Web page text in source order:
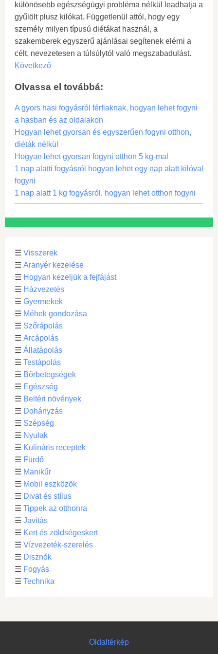
különösebb egészségügyi probléma nélkül leadhatja a
gyűlölt plusz kilókat. Függetlenül attól, hogy egy
személy milyen típusú diétákat használ, a
szakemberek egyszerű ajánlásai segítenek elérni a
célt, nevezetesen a túlsúlytól való megszabadulást.
Következő
Olvassa el továbbá:
A gyors hasi fogyásról férfiaknak, hogyan lehet fogyni
a hasban és az oldalakon
Hogyan lehet gyorsan és egyszerűen fogyni otthon,
diéták nélkül
Hogyan lehet gyorsan fogyni otthon 5 kg-mal
1 nap alatti fogyásról hogyan lehet egy nap alatt kilóval
fogyni
1 nap alatt 1 kg fogyásról, hogyan lehet otthon fogyni
☰ Visszerek
☰ Aranyér kezelése
☰ Hogyan kezeljük a fejfájást
☰ Házvezetés
☰ Gyermekek
☰ Méhek gondozása
☰ Szőrápolás
☰ Arcápolás
☰ Állatápolás
☰ Testápolás
☰ Bőrbetegségek
☰ Egészség
☰ Beltéri növények
☰ Dohányzás
☰ Szépség
☰ Nyulak
☰ Kulináris receptek
☰ Fürdő
☰ Manikűr
☰ Mobil eszközök
☰ Divat és stílus
☰ Tippek az otthonra
☰ Javítás
☰ Kert és zöldségeskert
☰ Vízvezeték-szerelés
☰ Disznók
☰ Fogyás
☰ Technika
Oldaltérkép